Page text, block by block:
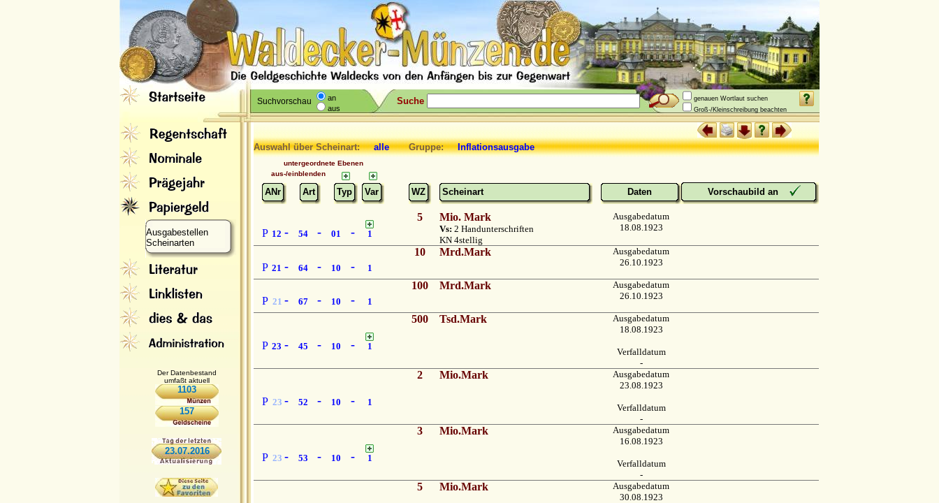
Suchvorschau
an
aus
Suche
genauen Wortlaut suchen
Groß-/Kleinschreibung beachten
Ausgabestellen
Scheinarten
Der Datenbestand
umfaßt aktuell
1103
157
23.07.2016
Auswahl über Scheinart:alleGruppe:Inflationsausgabe
untergeordnete Ebenen
aus-/einblenden
ANr Art Typ Var WZ Scheinart Daten Vorschaubild an
P 12 - 54 - 01 - 1
5 Mio. Mark
Vs: 2 Handunterschriften
KN 4stellig
Ausgabedatum
18.08.1923
P 21 - 64 - 10 - 1
10 Mrd.Mark
Ausgabedatum
26.10.1923
P 21 - 67 - 10 - 1
100 Mrd.Mark
Ausgabedatum
26.10.1923
P 23 - 45 - 10 - 1
500 Tsd.Mark
Ausgabedatum
18.08.1923
Verfalldatum
-
P 23 - 52 - 10 - 1
2 Mio.Mark
Ausgabedatum
23.08.1923
Verfalldatum
-
P 23 - 53 - 10 - 1
3 Mio.Mark
Ausgabedatum
16.08.1923
Verfalldatum
-
5 Mio.Mark
Ausgabedatum
30.08.1923